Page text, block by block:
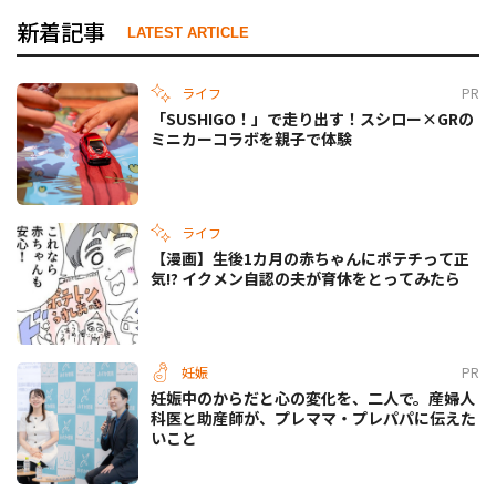
新着記事 LATEST ARTICLE
ライフ PR
「SUSHIGO！」で走り出す！スシロー×GRの
ミニカーコラボを親子で体験
ライフ
【漫画】生後1カ月の赤ちゃんにポテチって正
気!? イクメン自認の夫が育休をとってみたら
妊娠 PR
妊娠中のからだと心の変化を、二人で。産婦人
科医と助産師が、プレママ・プレパパに伝えた
いこと